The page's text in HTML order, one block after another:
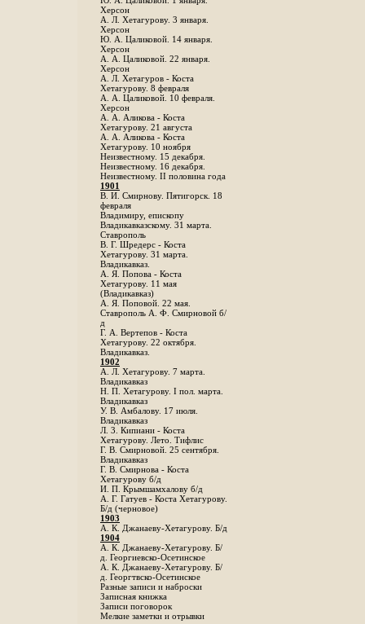
Херсон
А. Л. Хетагурову. 3 января.
Херсон
Ю. А. Цаликовой. 14 января.
Херсон
А. А. Цаликовой. 22 января.
Херсон
А. Л. Хетагуров - Коста
Хетагурову. 8 февраля
А. А. Цаликовой. 10 февраля.
Херсон
А. А. Аликова - Коста
Хетагурову. 21 августа
А. А. Аликова - Коста
Хетагурову. 10 ноября
Неизвестному. 15 декабря.
Неизвестному. 16 декабря.
Неизвестному. II половина года
1901
В. И. Смирнову. Пятигорск. 18
февраля
Владимиру, епископу
Владикавказскому. 31 марта.
Ставрополь
В. Г. Шредерс - Коста
Хетагурову. 31 марта.
Владикавказ.
А. Я. Попова - Коста
Хетагурову. 11 мая
(Владикавказ)
А. Я. Поповой. 22 мая.
Ставрополь А. Ф. Смирновой б/
д
Г. А. Вертепов - Коста
Хетагурову. 22 октября.
Владикавказ.
1902
А. Л. Хетагурову. 7 марта.
Владикавказ
Н. П. Хетагурову. I пол. марта.
Владикавказ
У. В. Амбалову. 17 июля.
Владикавказ
Л. 3. Кипиани - Коста
Хетагурову. Лето. Тифлис
Г. В. Смирновой. 25 сентября.
Владикавказ
Г. В. Смирнова - Коста
Хетагурову б/д
И. П. Крымшамхалову б/д
А. Г. Гатуев - Коста Хетагурову.
Б/д (черновое)
1903
А. К. Джанаеву-Хетагурову. Б/д
1904
А. К. Джанаеву-Хетагурову. Б/
д. Георгиевско-Осетинское
А. К. Джанаеву-Хетагурову. Б/
д. Георгтвско-Осетинское
Разные записи и наброски
Записная книжка
Записи поговорок
Мелкие заметки и отрывки